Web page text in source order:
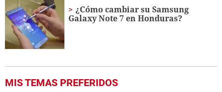
¿Cómo cambiar su Samsung
Galaxy Note 7 en Honduras?
MIS TEMAS PREFERIDOS